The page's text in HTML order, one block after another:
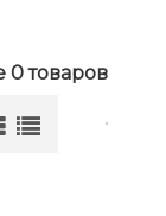
0 товаров